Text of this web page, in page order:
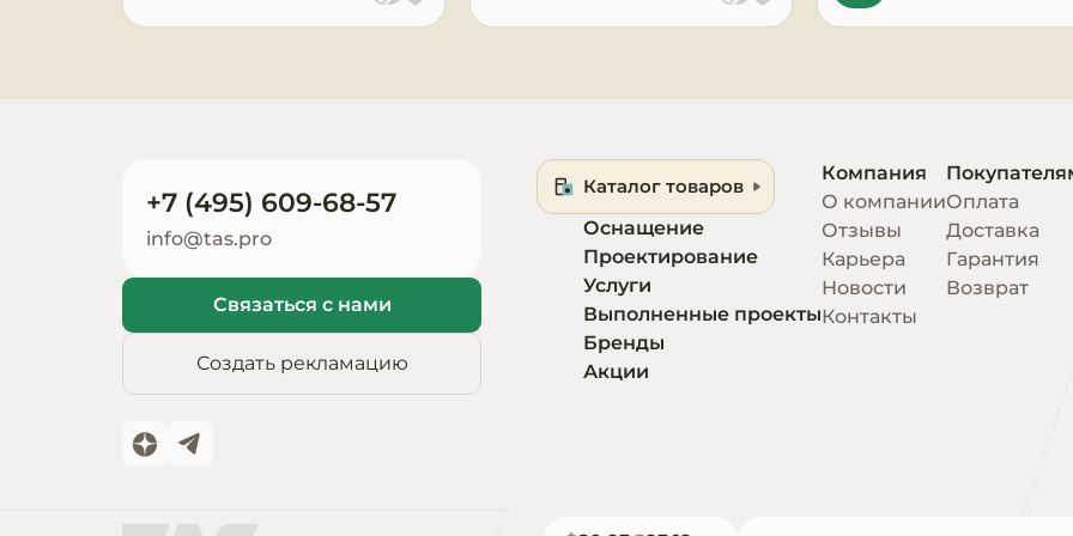
Запчасти для
+7 (495) 609-68-57
info@tas.pro
Связаться с нами
Создать рекламацию
Каталог товаров
Оснащение
Проектирование
Услуги
Выполненные проекты
Бренды
Акции
Компания
О компании
Отзывы
Карьера
Новости
Контакты
Оплата
Доставка
Гарантия
Возврат